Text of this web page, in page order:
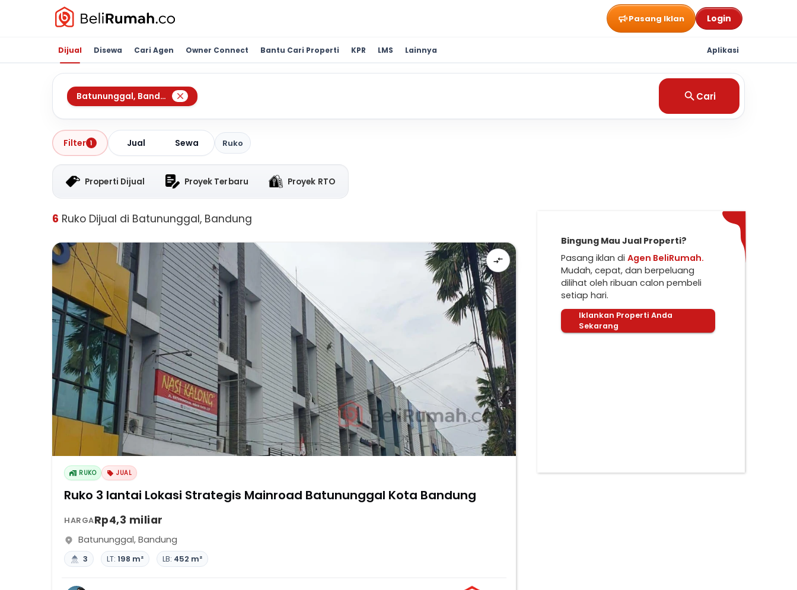
Pasang Iklan Login
Dijual Disewa Cari Agen Owner Connect Bantu Cari Properti KPR LMS Lainnya Aplikasi
Batununggal, Bandung Cari
Filter 1 Jual Sewa Ruko
Properti Dijual Proyek Terbaru Proyek RTO
6 Ruko Dijual di Batununggal, Bandung
RUKO JUAL
Ruko 3 lantai Lokasi Strategis Mainroad Batununggal Kota Bandung
HARGARp4,3 miliar
Batununggal, Bandung
3 LT: 198 m² LB: 452 m²
Bingung Mau Jual Properti?
Pasang iklan di Agen BeliRumah.
Mudah, cepat, dan berpeluang
dilihat oleh ribuan calon pembeli
setiap hari.
Iklankan Properti Anda
Sekarang